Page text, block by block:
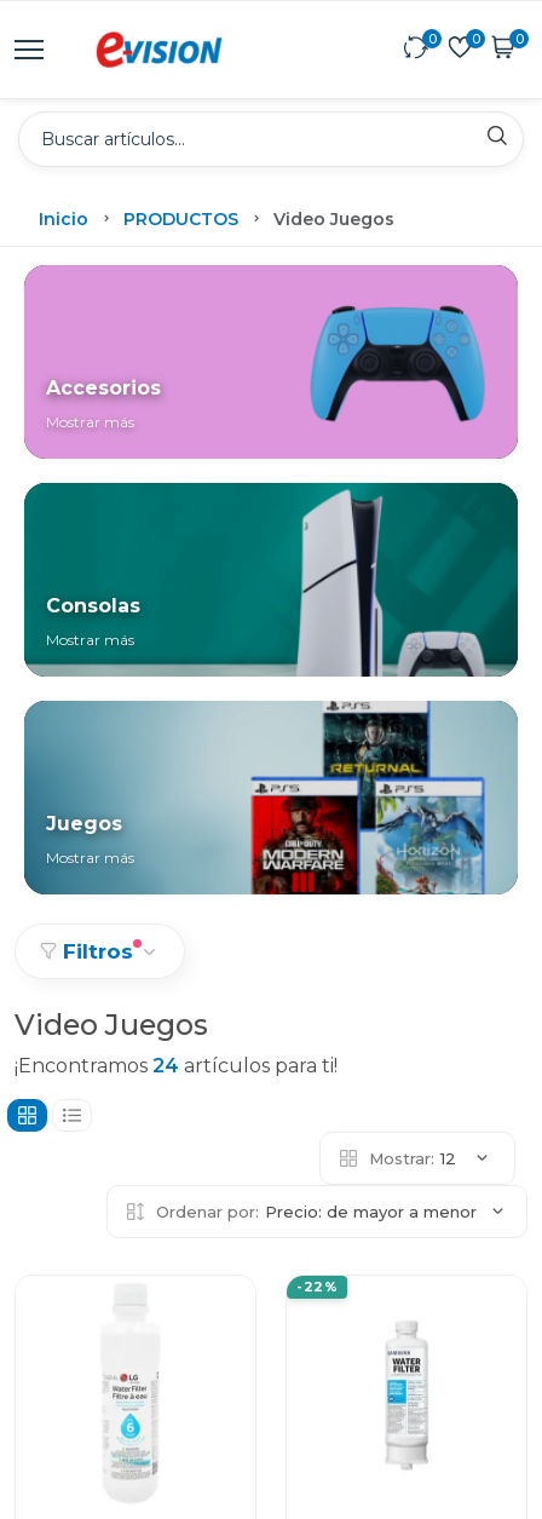
0 0 0
Inicio PRODUCTOS Video Juegos
Accesorios
Mostrar más
Consolas
Mostrar más
Juegos
Mostrar más
Filtros
Video Juegos
¡Encontramos 24 artículos para ti!
Mostrar: 12
Ordenar por: Precio: de mayor a menor
-22%